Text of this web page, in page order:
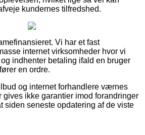
kundernes tilfredshed.
Vi har et fast
internet virksomheder hvor vi
indhenter betaling ifald en bruger
en ordre.
og internet forhandlere værnes
gives ikke garantier imod forandringer
seneste opdatering af de viste